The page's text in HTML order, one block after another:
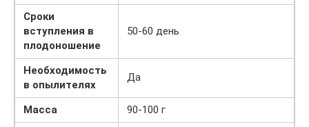
Сроки
вступления в
плодоношение
50-60 день
Необходимость
в опылителях
Да
Масса
90-100 г